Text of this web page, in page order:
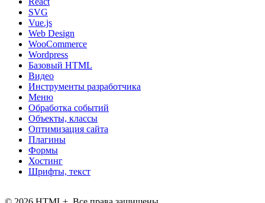
SVG
Vue.js
Web Design
WooCommerce
Wordpress
Базовый HTML
Видео
Инструменты разработчика
Меню
Обработка событий
Объекты, классы
Оптимизация сайта
Плагины
Формы
Хостинг
Шрифты, текст